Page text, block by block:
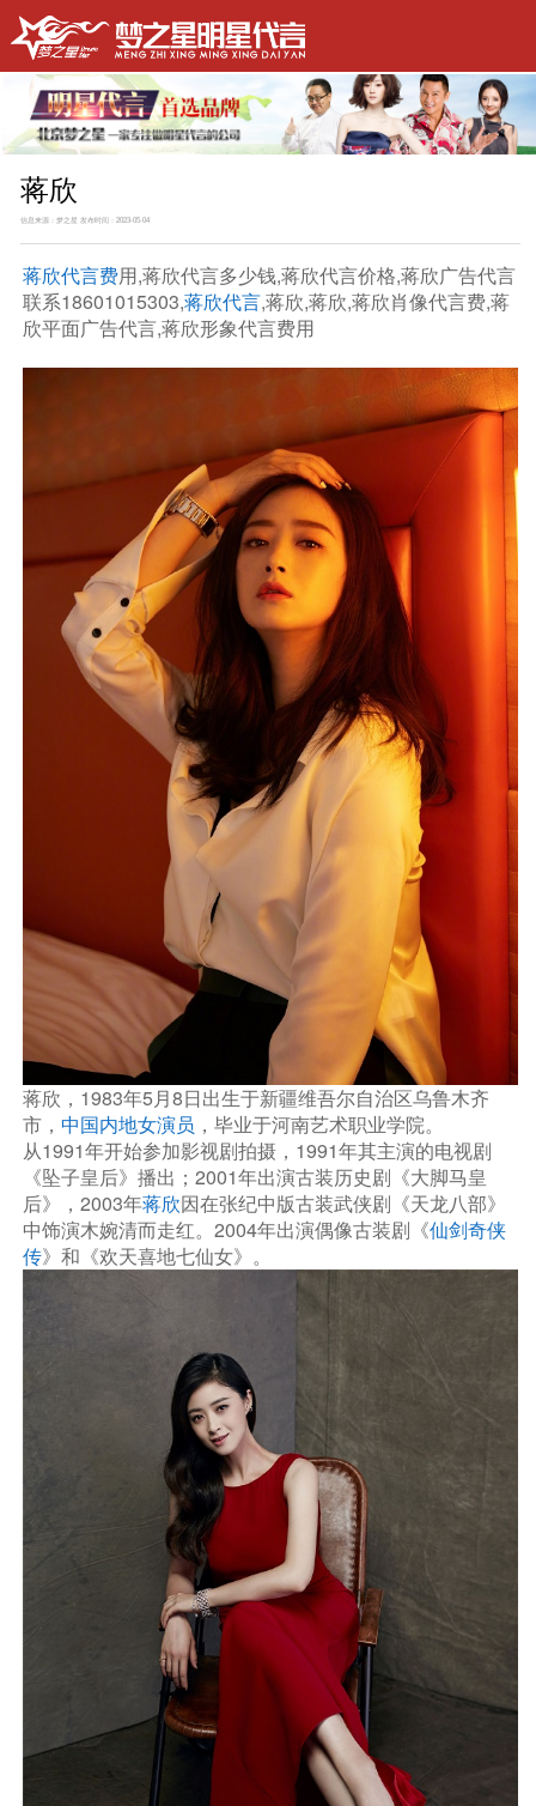
蒋欣
信息来源：梦之星 发布时间：2023-05-04
蒋欣代言费用,蒋欣代言多少钱,蒋欣代言价格,蒋欣广告代言
联系18601015303,蒋欣代言,蒋欣,蒋欣,蒋欣肖像代言费,蒋
欣平面广告代言,蒋欣形象代言费用
蒋欣，1983年5月8日出生于新疆维吾尔自治区乌鲁木齐
市， 中国内地女演员 ，毕业于河南艺术职业学院。
从1991年开始参加影视剧拍摄，1991年其主演的电视剧
《坠子皇后》播出；2001年出演古装历史剧《大脚马皇
后》，2003年蒋欣因在张纪中版古装武侠剧《天龙八部》
中饰演木婉清而走红。2004年出演偶像古装剧《仙剑奇侠
传》和《欢天喜地七仙女》。